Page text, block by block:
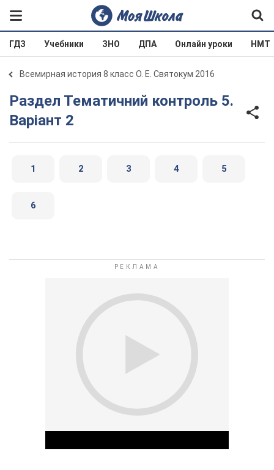
ГДЗ Учебники ЗНО ДПА Онлайн уроки НМТ
Всемирная история 8 класс О. Е. Святокум 2016
Раздел Тематичний контроль 5.
Варіант 2
1 2 3 4 5
6